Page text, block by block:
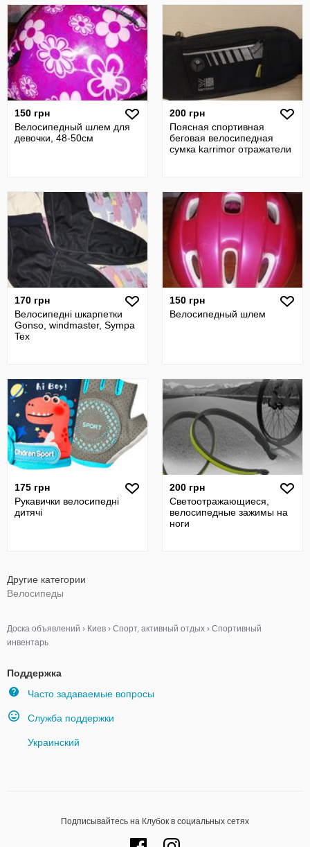
150 грн
Велосипедный шлем для
девочки, 48-50см
200 грн
Поясная спортивная
беговая велосипедная
сумка karrimor отражатели
170 грн
Велосипедні шкарпетки
Gonso, windmaster, Sympa
Tex
150 грн
Велосипедный шлем
175 грн
Рукавички велосипедні
дитячі
200 грн
Светоотражающиеся,
велосипедные зажимы на
ноги
Другие категории
Велосипеды
Доска объявлений › Киев › Спорт, активный отдых › Спортивный
инвентарь
Поддержка
Часто задаваемые вопросы
Служба поддержки
Украинский
Подписывайтесь на Клубок в социальных сетях